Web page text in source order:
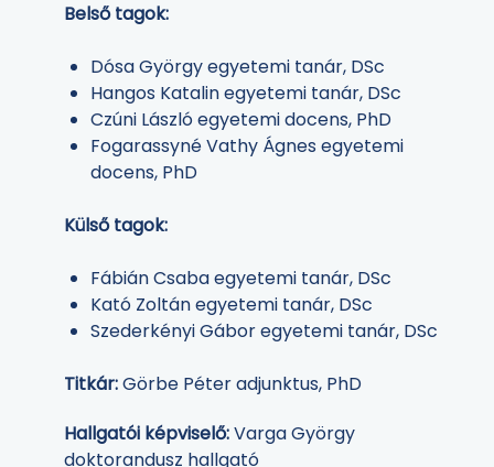
Belső tagok:
Dósa György egyetemi tanár, DSc
Hangos Katalin egyetemi tanár, DSc
Czúni László egyetemi docens, PhD
Fogarassyné Vathy Ágnes egyetemi
docens, PhD
Külső tagok:
Fábián Csaba egyetemi tanár, DSc
Kató Zoltán egyetemi tanár, DSc
Szederkényi Gábor egyetemi tanár, DSc
Titkár:Görbe Péter adjunktus, PhD
Hallgatói képviselő:Varga György
doktorandusz hallgató